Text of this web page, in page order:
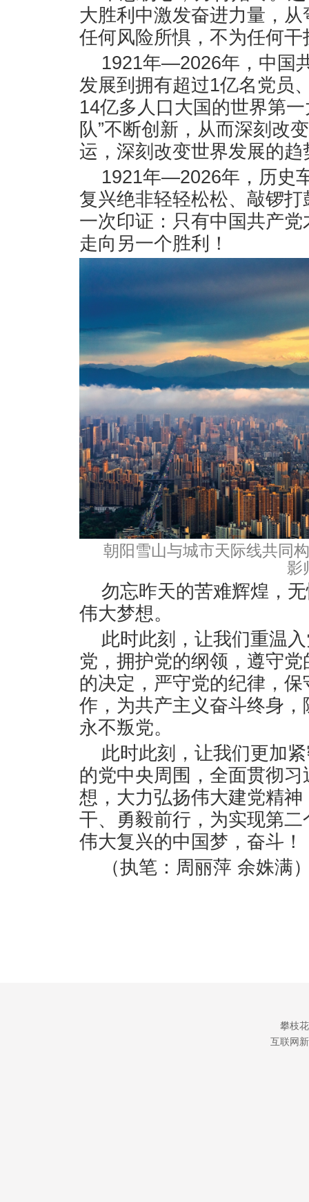
大胜利中激发奋进力量，
任何风险所惧，不为任何干
1921年—2026年，中国
发展到拥有超过1亿名党员
14亿多人口大国的世界第
队”不断创新，从而深刻改
运，深刻改变世界发展的趋
1921年—2026年，历史
复兴绝非轻轻松松、敲锣
一次印证：只有中国共产
走向另一个胜利！
朝阳雪山与城市天际线共同
影
勿忘昨天的苦难辉煌，
伟大梦想。
此时此刻，让我们重温
党，拥护党的纲领，遵守
的决定，严守党的纪律，
作，为共产主义奋斗终身
永不叛党。
此时此刻，让我们更加
的党中央周围，全面贯彻
想，大力弘扬伟大建党精
干、勇毅前行，为实现第
伟大复兴的中国梦，奋斗！
（执笔：周丽萍 余姝满
攀枝
互联网